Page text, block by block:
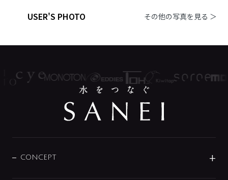
USER'S PHOTO その他の写真を見る ＞
CONCEPT